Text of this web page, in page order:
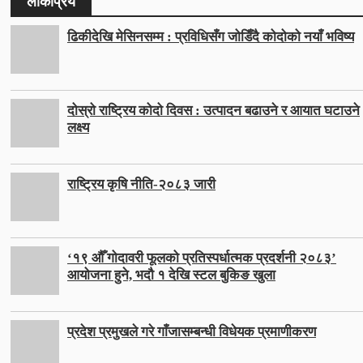
ढिकीदेखि मेसिनसम्म : प्रविधिसँग जोडिँदै कोदोको नयाँ भविष्य
दोस्रो राष्ट्रिय कोदो दिवस : उत्पादन बढाउने र आयात घटाउने
लक्ष्य
राष्ट्रिय कृषि नीति-२०८३ जारी
‘१९ औँ गोदावरी फूलको प्रतिस्पर्धात्मक प्रदर्शनी २०८३’
आयोजना हुने, भदौ १ देखि स्टल बुकिङ खुला
प्रदेश प्रमुखले गरे गाँजासम्बन्धी विधेयक प्रमाणीकरण